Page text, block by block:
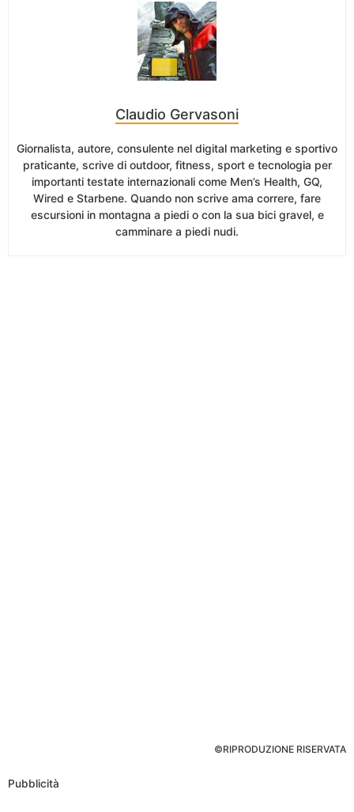
Claudio Gervasoni
Giornalista, autore, consulente nel digital marketing e sportivo
praticante, scrive di outdoor, fitness, sport e tecnologia per
importanti testate internazionali come Men’s Health, GQ,
Wired e Starbene. Quando non scrive ama correre, fare
escursioni in montagna a piedi o con la sua bici gravel, e
camminare a piedi nudi.
©RIPRODUZIONE RISERVATA
Pubblicità